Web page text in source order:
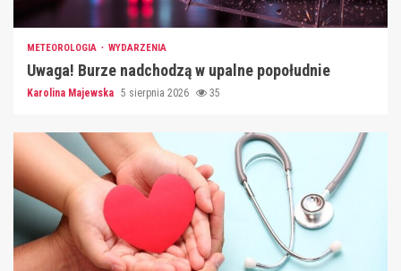
METEOROLOGIA WYDARZENIA
Uwaga! Burze nadchodzą w upalne popołudnie
Karolina Majewska 5 sierpnia 2026 35